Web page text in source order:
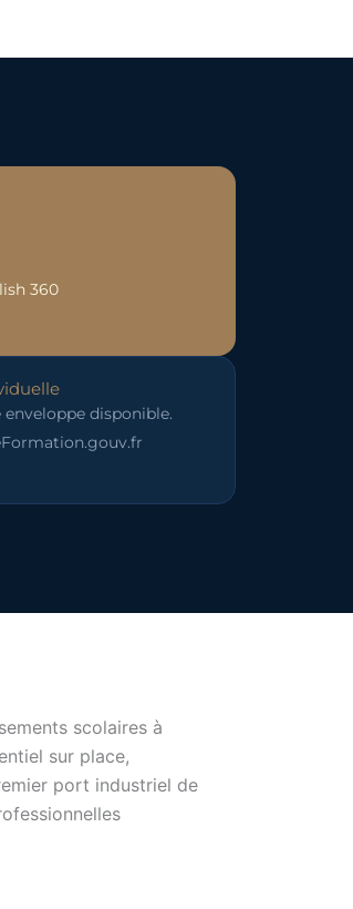
360
disponible.
scolaires à
sur place,
port industriel de